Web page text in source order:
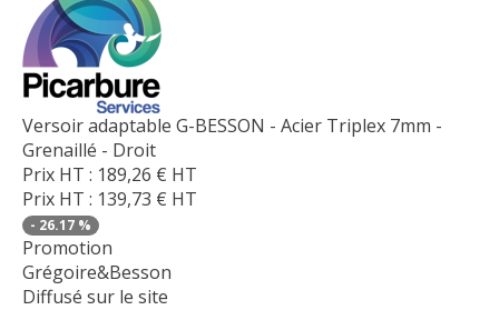
Versoir adaptable G-BESSON - Acier Triplex 7mm -
Grenaillé - Droit
Prix HT : 189,26 € HT
Prix HT : 139,73 € HT
- 26.17 %
Promotion
Grégoire&Besson
Diffusé sur le site